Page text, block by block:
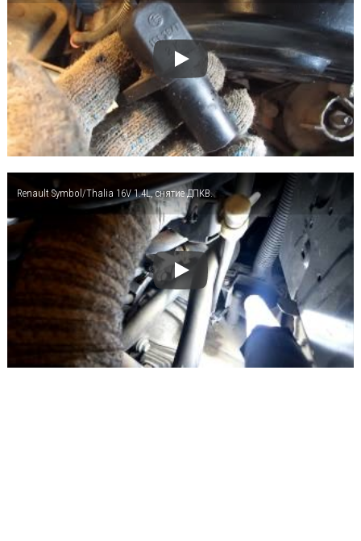
Renault Symbol/Thalia 16V 1.4L, снятие ДПКВ.